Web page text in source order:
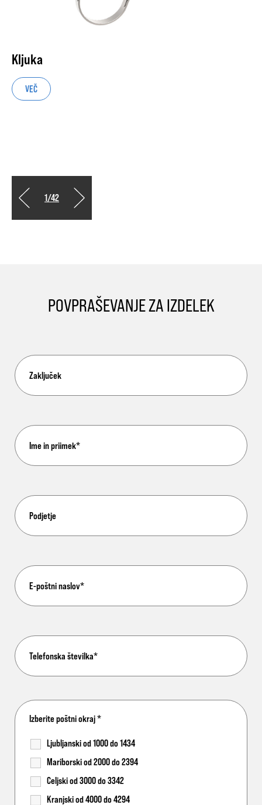
Kljuka
VEČ
1/42
POVPRAŠEVANJE ZA IZDELEK
Izberite poštni okraj*
Ljubljanski od 1000 do 1434
Mariborski od 2000 do 2394
Celjski od 3000 do 3342
Kranjski od 4000 do 4294